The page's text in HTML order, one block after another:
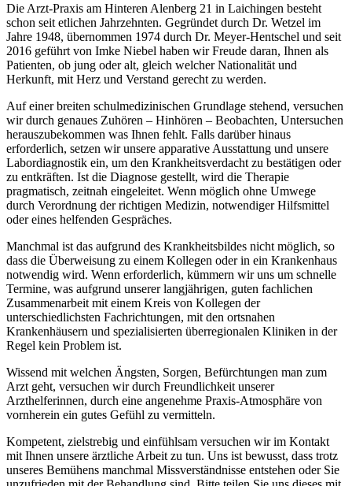
Die Arzt-Praxis am Hinteren Alenberg 21 in Laichingen besteht
schon seit etlichen Jahrzehnten. Gegründet durch Dr. Wetzel im
Jahre 1948, übernommen 1974 durch Dr. Meyer-Hentschel und seit
2016 geführt von Imke Niebel haben wir Freude daran, Ihnen als
Patienten, ob jung oder alt, gleich welcher Nationalität und
Herkunft, mit Herz und Verstand gerecht zu werden.
Auf einer breiten schulmedizinischen Grundlage stehend, versuchen
wir durch genaues Zuhören – Hinhören – Beobachten, Untersuchen
herauszubekommen was Ihnen fehlt. Falls darüber hinaus
erforderlich, setzen wir unsere apparative Ausstattung und unsere
Labordiagnostik ein, um den Krankheitsverdacht zu bestätigen oder
zu entkräften. Ist die Diagnose gestellt, wird die Therapie
pragmatisch, zeitnah eingeleitet. Wenn möglich ohne Umwege
durch Verordnung der richtigen Medizin, notwendiger Hilfsmittel
oder eines helfenden Gespräches.
Manchmal ist das aufgrund des Krankheitsbildes nicht möglich, so
dass die Überweisung zu einem Kollegen oder in ein Krankenhaus
notwendig wird. Wenn erforderlich, kümmern wir uns um schnelle
Termine, was aufgrund unserer langjährigen, guten fachlichen
Zusammenarbeit mit einem Kreis von Kollegen der
unterschiedlichsten Fachrichtungen, mit den ortsnahen
Krankenhäusern und spezialisierten überregionalen Kliniken in der
Regel kein Problem ist.
Wissend mit welchen Ängsten, Sorgen, Befürchtungen man zum
Arzt geht, versuchen wir durch Freundlichkeit unserer
Arzthelferinnen, durch eine angenehme Praxis-Atmosphäre von
vornherein ein gutes Gefühl zu vermitteln.
Kompetent, zielstrebig und einfühlsam versuchen wir im Kontakt
mit Ihnen unsere ärztliche Arbeit zu tun. Uns ist bewusst, dass trotz
unseres Bemühens manchmal Missverständnisse entstehen oder Sie